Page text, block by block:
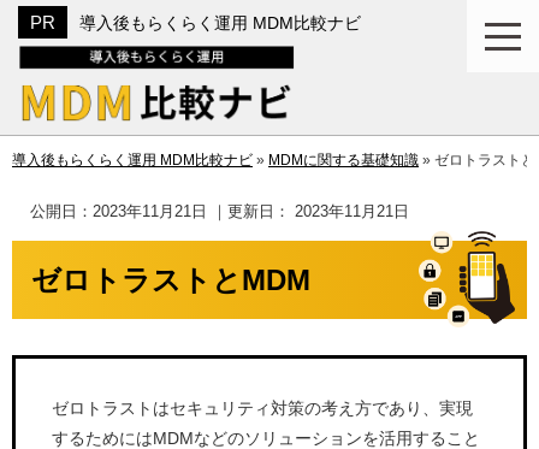
導入後もらくらく運用 MDM比較ナビ
導入後もらくらく運用 MDM比較ナビ » MDMに関する基礎知識 » ゼロトラストと
公開日： 2023年11月21日 ｜更新日： 2023年11月21日
ゼロトラストとMDM
ゼロトラストはセキュリティ対策の考え方であり、実現
するためにはMDMなどのソリューションを活用すること